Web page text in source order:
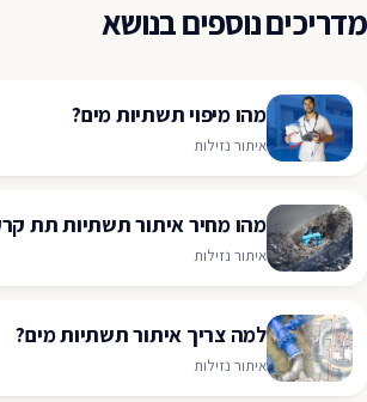
מדריכים נוספים בנושא
מהו מיפוי תשתיות מים?
איתור נזילות
מהו מחיר איתור תשתיות תת
איתור נזילות
למה צריך איתור תשתיות מים?
איתור נזילות